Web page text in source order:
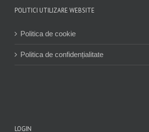
POLITICI UTILIZARE WEBSITE
Politica de cookie
Politica de confidențialitate